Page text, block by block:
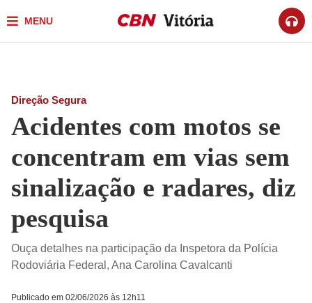
MENU
Direção Segura
Acidentes com motos se
concentram em vias sem
sinalização e radares, diz
pesquisa
Ouça detalhes na participação da Inspetora da Polícia
Rodoviária Federal, Ana Carolina Cavalcanti
Publicado em 02/06/2026 às 12h11